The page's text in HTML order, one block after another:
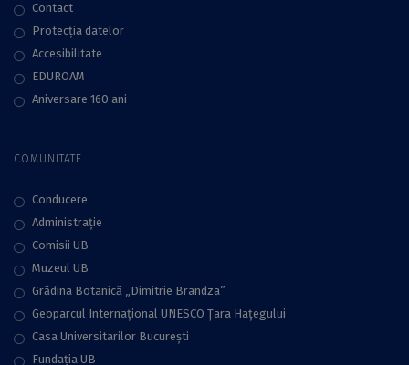
Contact
Protecţia datelor
Accesibilitate
EDUROAM
Aniversare 160 ani
COMUNITATE
Conducere
Administraţie
Comisii UB
Muzeul UB
Grădina Botanică „Dimitrie Brandza”
Geoparcul Internațional UNESCO Țara Hațegului
Casa Universitarilor București
Fundaţia UB